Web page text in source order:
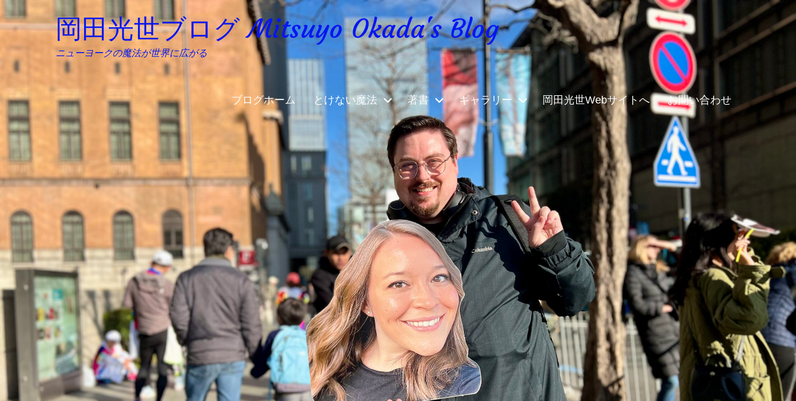
岡田光世ブログ Mitsuyo Okada's Blog
ニューヨークの魔法が世界に広がる
ブログホーム とけない魔法 著書 ギャラリー 岡田光世Webサイトへ お問い合わせ